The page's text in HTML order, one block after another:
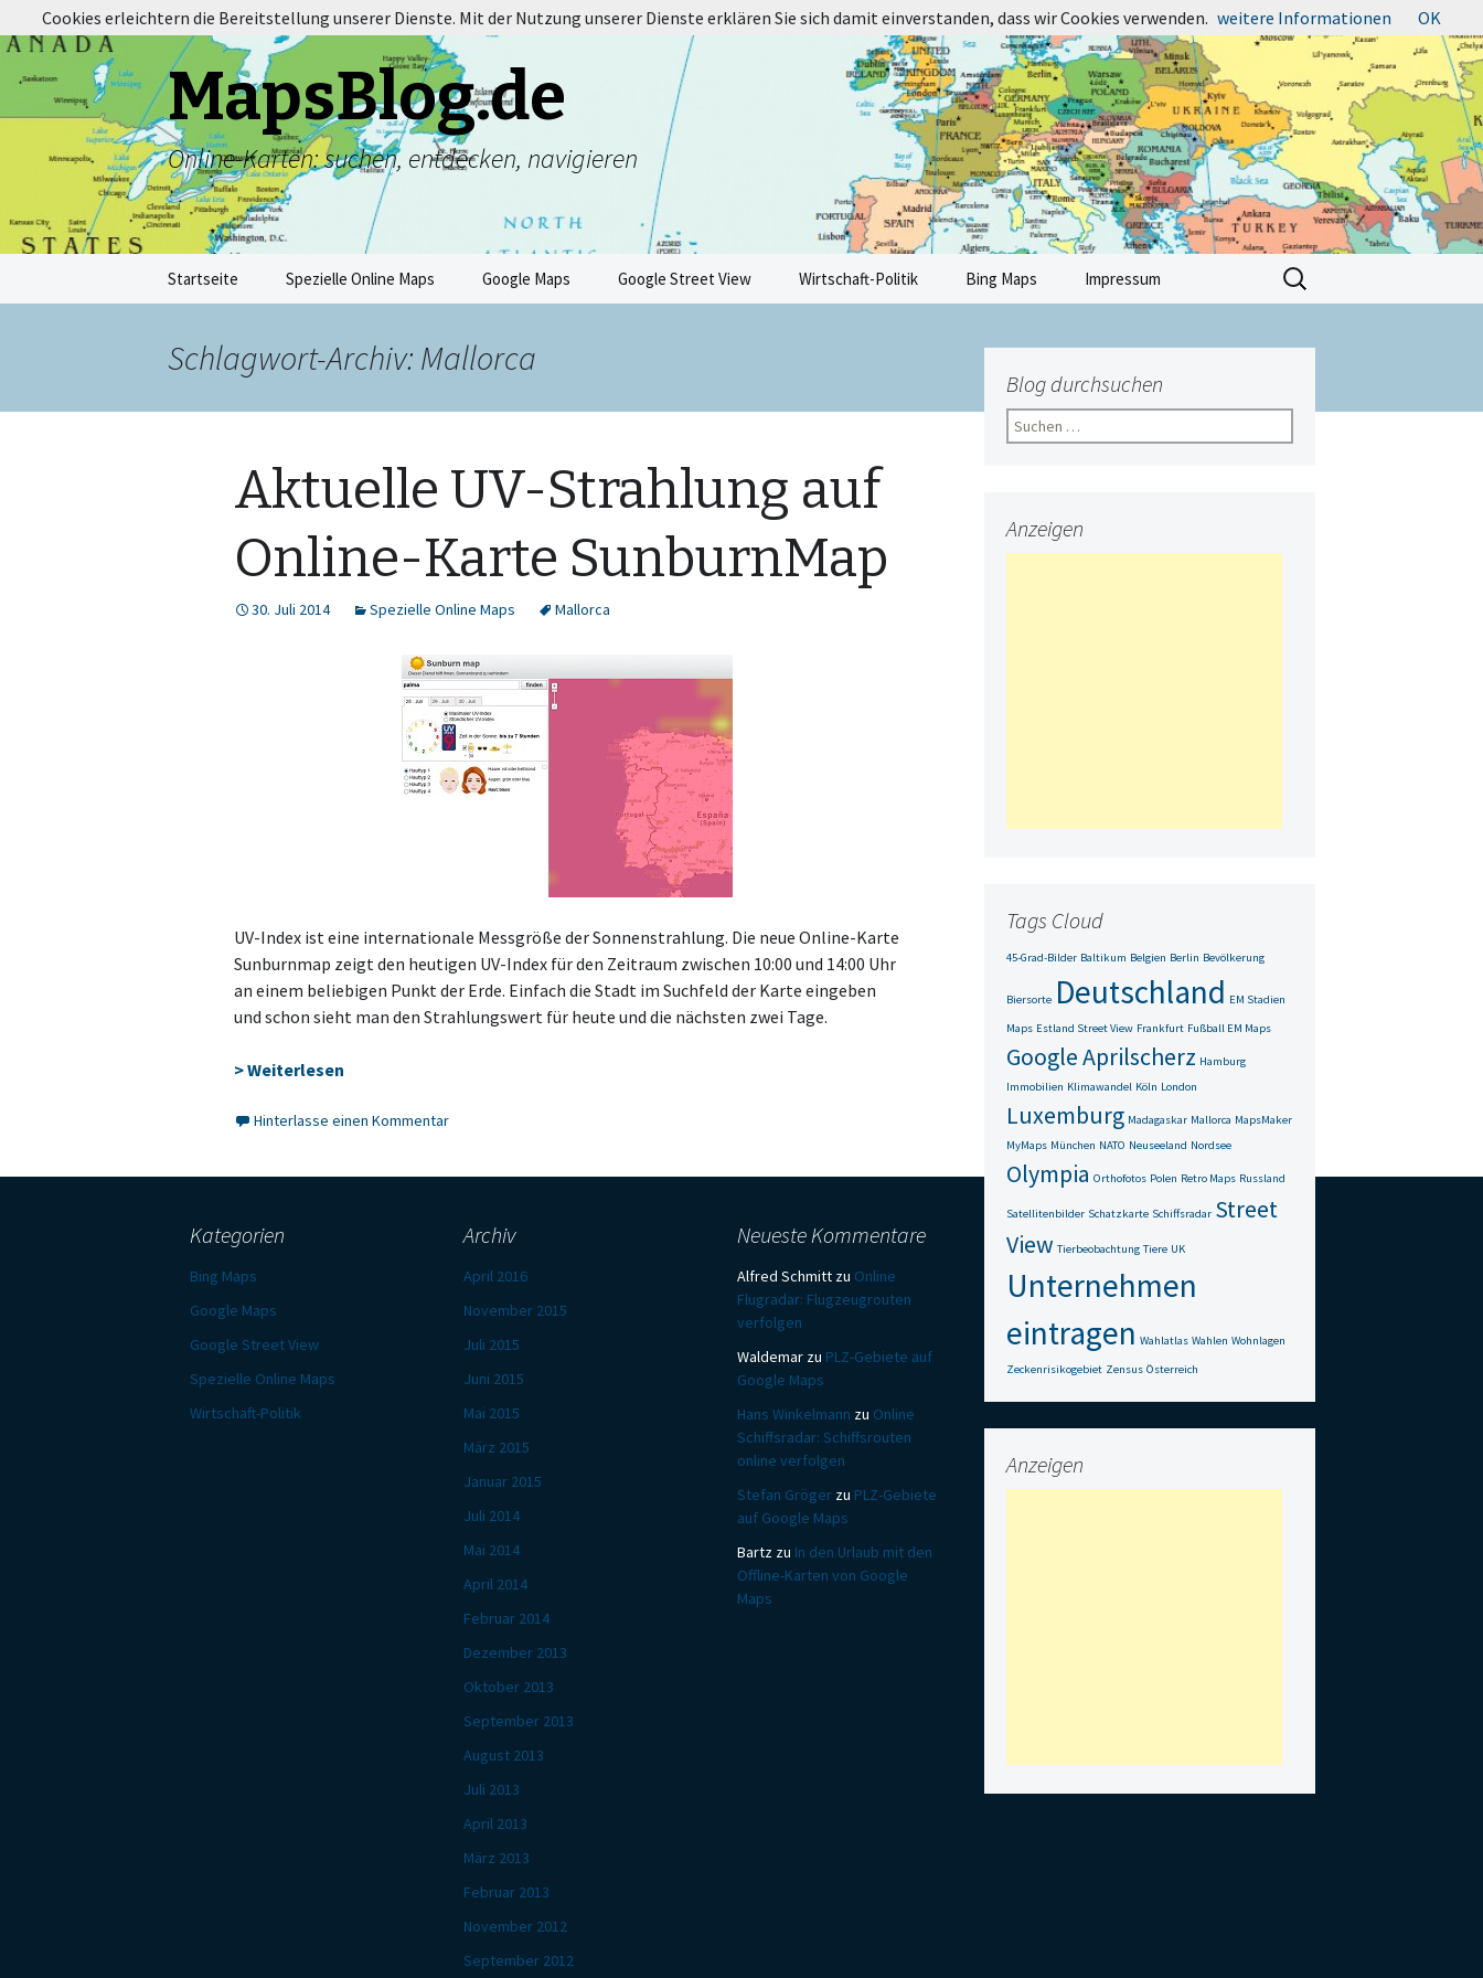
MapsBlog.de
Online-Karten: suchen, entdecken, navigieren
Startseite Spezielle Online Maps Google Maps Google Street View Wirtschaft-Politik Bing Maps Impressum
Suchen
nach:
Schlagwort-Archiv: Mallorca
Aktuelle UV-Strahlung auf
Online-Karte SunburnMap
30. Juli 2014 Spezielle Online Maps Mallorca
UV-Index ist eine internationale Messgröße der Sonnenstrahlung. Die neue Online-Karte
Sunburnmap zeigt den heutigen UV-Index für den Zeitraum zwischen 10:00 und 14:00 Uhr
an einem beliebigen Punkt der Erde. Einfach die Stadt im Suchfeld der Karte eingeben
und schon sieht man den Strahlungswert für heute und die nächsten zwei Tage.
> Weiterlesen
Hinterlasse einen Kommentar
Blog durchsuchen
Suchen
nach:
Anzeigen
Tags Cloud
45-Grad-Bilder Baltikum Belgien Berlin Bevölkerung
Biersorte Deutschland EM Stadien
Maps Estland Street View Frankfurt Fußball EM Maps
Google Aprilscherz Hamburg
Immobilien Klimawandel Köln London
Luxemburg Madagaskar Mallorca MapsMaker
MyMaps München NATO Neuseeland Nordsee
Olympia Orthofotos Polen Retro Maps Russland
Satellitenbilder Schatzkarte Schiffsradar Street
View Tierbeobachtung Tiere UK
Unternehmen
eintragen Wahlatlas Wahlen Wohnlagen
Zeckenrisikogebiet Zensus Österreich
Anzeigen
Kategorien
Bing Maps
Google Maps
Google Street View
Spezielle Online Maps
Wirtschaft-Politik
Archiv
April 2016
November 2015
Juli 2015
Juni 2015
Mai 2015
März 2015
Januar 2015
Juli 2014
Mai 2014
April 2014
Februar 2014
Dezember 2013
Oktober 2013
September 2013
August 2013
Juli 2013
April 2013
März 2013
Februar 2013
November 2012
September 2012
Neueste Kommentare
Alfred Schmitt zu Online
Flugradar: Flugzeugrouten
verfolgen
Waldemar zu PLZ-Gebiete auf
Google Maps
Hans Winkelmann zu Online
Schiffsradar: Schiffsrouten
online verfolgen
Stefan Gröger zu PLZ-Gebiete
auf Google Maps
Bartz zu In den Urlaub mit den
Offline-Karten von Google
Maps
Cookies erleichtern die Bereitstellung unserer Dienste. Mit der Nutzung unserer Dienste erklären Sie sich damit einverstanden, dass wir Cookies verwenden. weitere Informationen OK